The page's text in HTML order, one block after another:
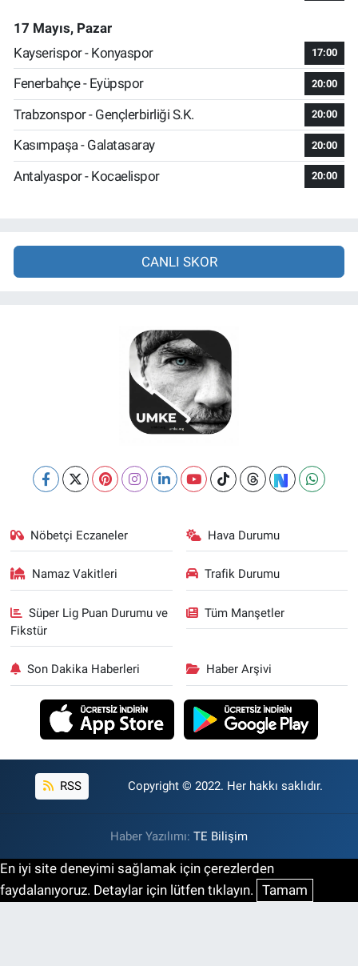
17 Mayıs, Pazar
Kayserispor - Konyaspor
17:00
Fenerbahçe - Eyüpspor 20:00
Trabzonspor - Gençlerbirliği S.K. 20:00
Kasımpaşa - Galatasaray 20:00
Antalyaspor - Kocaelispor 20:00
CANLI SKOR
Nöbetçi Eczaneler Hava Durumu
Namaz Vakitleri Trafik Durumu
Süper Lig Puan Durumu ve
Fikstür
Tüm Manşetler
Son Dakika Haberleri Haber Arşivi
RSS Copyright © 2022. Her hakkı saklıdır.
Haber Yazılımı: TE Bilişim
En iyi site deneyimi sağlamak için çerezlerden
faydalanıyoruz. Detaylar için lütfen tıklayın. Tamam